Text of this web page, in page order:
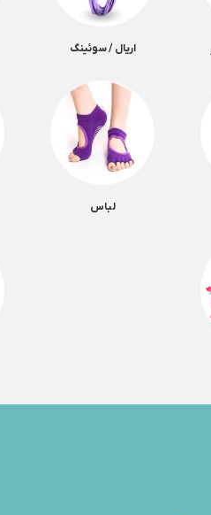
اریال / سوئینگ
لباس